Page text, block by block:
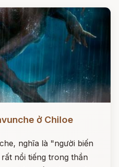
ở Chiloe
nghĩa là "người biến
nổi tiếng trong thần